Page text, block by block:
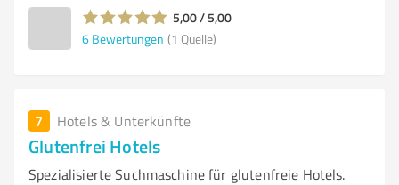
5,00 / 5,00
6 Bewertungen (1 Quelle)
7 Hotels & Unterkünfte
Glutenfrei Hotels
Spezialisierte Suchmaschine für glutenfreie Hotels.